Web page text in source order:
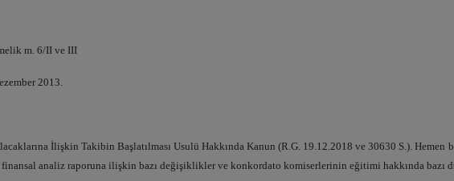
m. 6/II ve III
2013.
İlişkin Takibin Başlatılması Usulü Hakkında Kanun (R.G. 19.12.2018 ve 30630 S.).
analiz raporuna ilişkin bazı değişiklikler ve konkordato komiserlerinin eğitimi hakkında bazı